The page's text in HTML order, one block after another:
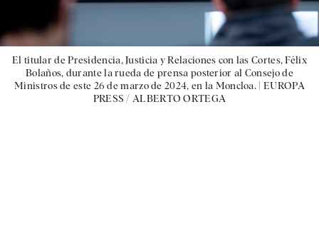
El titular de Presidencia, Justicia y Relaciones con las Cortes, Félix
Bolaños, durante la rueda de prensa posterior al Consejo de
Ministros de este 26 de marzo de 2024, en la Moncloa. | EUROPA
PRESS / ALBERTO ORTEGA